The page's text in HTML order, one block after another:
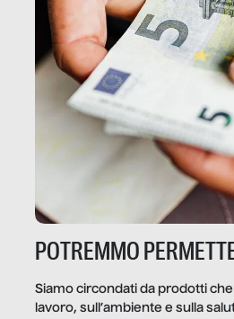
POTREMMO
Siamo circondati da prodotti
lavoro, sull’ambiente e sulla